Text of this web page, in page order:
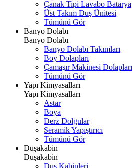
Çanak Tipi Lavabo Batarya
Üst Takım Duş Ünitesi
Tümünü Gör
Banyo Dolabı
Banyo Dolabı
Banyo Dolabı Takımları
Boy Dolapları
Çamaşır Makinesi Dolapları
Tümünü Gör
Yapı Kimyasalları
Yapı Kimyasalları
Astar
Boya
Derz Dolgular
Seramik Yapıştırıcı
Tümünü Gör
Duşakabin
Duşakabin
Duş Kabinleri